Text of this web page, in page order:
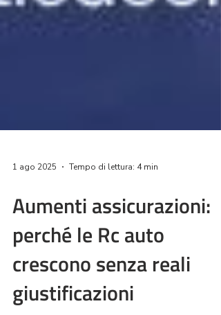
1 ago 2025 Tempo di lettura: 4 min
Aumenti assicurazioni:
perché le Rc auto
crescono senza reali